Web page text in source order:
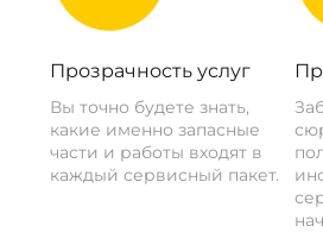
Прозрачность услуг
Вы точно будете знать,
какие именно запасные
части и работы входят в
каждый сервисный пакет.